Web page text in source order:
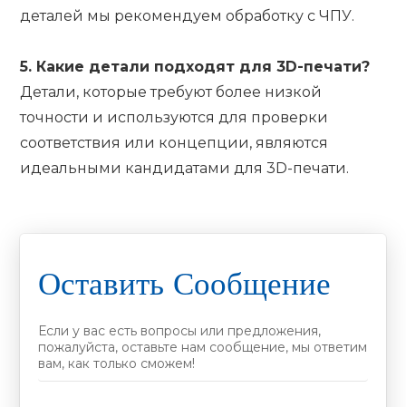
деталей мы рекомендуем обработку с ЧПУ.
5. Какие детали подходят для 3D-печати?
Детали, которые требуют более низкой
точности и используются для проверки
соответствия или концепции, являются
идеальными кандидатами для 3D-печати.
Оставить Сообщение
Если у вас есть вопросы или предложения,
пожалуйста, оставьте нам сообщение, мы ответим
вам, как только сможем!